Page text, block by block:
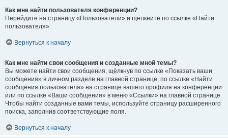
Как мне найти пользователя конференции?
Перейдите на страницу «Пользователи» и щёлкните по ссылке «Найти
пользователя».
Вернуться к началу
Как мне найти свои сообщения и созданные мной темы?
Вы можете найти свои сообщения, щёлкнув по ссылке «Показать ваши
сообщения» в личном разделе на главной странице, по ссылке «Найти
сообщения пользователя» на странице вашего профиля на конференции
или по ссылке «Ваши сообщения» в меню «Ссылки» на главной странице.
Чтобы найти созданные вами темы, используйте страницу расширенного
поиска, заполнив соответствующие поля.
Вернуться к началу